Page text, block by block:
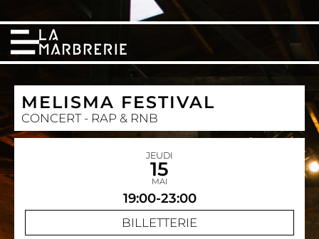
MELISMA FESTIVAL
CONCERT - RAP & RNB
JEUDI
15
MAI
19:00-23:00
BILLETTERIE